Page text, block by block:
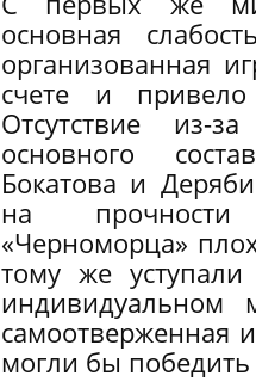
основная
организованная
счете и
Отсутствие из-
основного
Бокатова и
на
«Черноморца»
тому же
индивидуальном
самоотверженная
могли бы